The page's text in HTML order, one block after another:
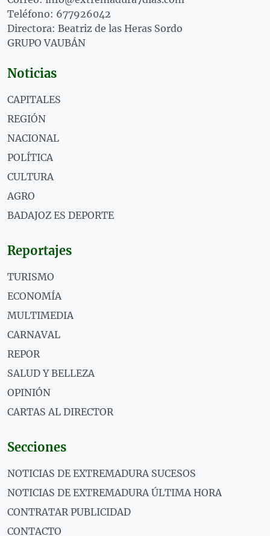
Teléfono: 677926042
Directora: Beatriz de las Heras Sordo
GRUPO VAUBÁN
Noticias
CAPITALES
REGIÓN
NACIONAL
POLÍTICA
CULTURA
AGRO
BADAJOZ ES DEPORTE
Reportajes
TURISMO
ECONOMÍA
MULTIMEDIA
CARNAVAL
REPOR
SALUD Y BELLEZA
OPINIÓN
CARTAS AL DIRECTOR
Secciones
NOTICIAS DE EXTREMADURA SUCESOS
NOTICIAS DE EXTREMADURA ÚLTIMA HORA
CONTRATAR PUBLICIDAD
CONTACTO